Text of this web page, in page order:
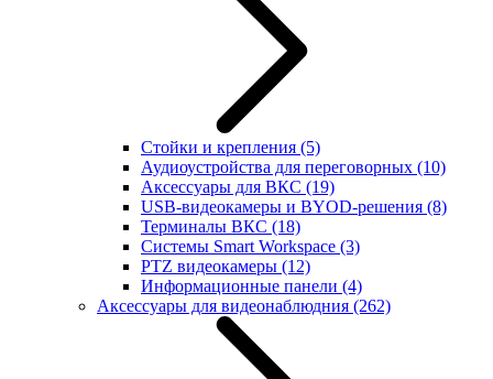
Стойки и крепления (5)
Аудиоустройства для переговорных (10)
Аксессуары для ВКС (19)
USB-видеокамеры и BYOD-решения (8)
Терминалы ВКС (18)
Системы Smart Workspace (3)
PTZ видеокамеры (12)
Информационные панели (4)
Аксессуары для видеонаблюдния (262)